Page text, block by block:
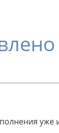
уже